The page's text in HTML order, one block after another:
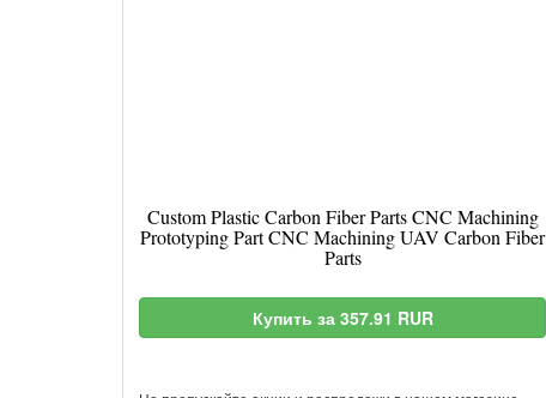
Custom Plastic Carbon Fiber Parts CNC Machining
Prototyping Part CNC Machining UAV Carbon Fiber
Parts
Купить за 357.91 RUR